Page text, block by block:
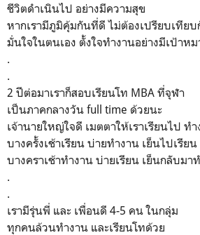
ชีวิตดำเนินไป อย่างมีความสุข
หากเรามีภูมิคุ้มกันที่ดี ไม่ต้องเปรียบเทียบ
มั่นใจในตนเอง ตั้งใจทำงานอย่างมีเป้าหม
.
.
2 ปีต่อมาเราก็สอบเรียนโท MBA ที่จุฬา
เป็นภาคกลางวัน full time ด้วยนะ
เจ้านายใหญ่ใจดี เมตตาให้เราเรียนไป ท
บางครั้งเช้าเรียน บ่ายทำงาน เย็นไปเรียน
บางคราเช้าทำงาน บ่ายเรียน เย็นกลับมา
.
.
เรามีรุ่นพี่ และ เพื่อนดี 4-5 คน ในกลุ่ม
ทุกคนล้วนทำงาน และเรียนโทด้วย